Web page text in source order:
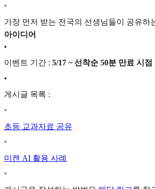
◦
가장 먼저 받는 전국의 선생님들이 공유하
아이디어
•
이벤트 기간 : 5/17 ~ 선착순 50분 만료 시점
•
게시글 목록 :
◦
초등 교과자료 공유
◦
미캔 AI 활용 사례
◦